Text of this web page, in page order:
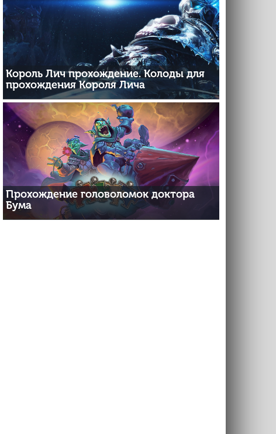
Король Лич прохождение. Колоды для
прохождения Короля Лича
Прохождение головоломок доктора
Бума